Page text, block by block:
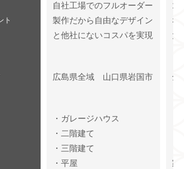
ト
自社工場でのフルオーダー
製作だから自由なデザイン
と他社にないコスパを実現
な
大
広島県全域 山口県岩国市 全
・ガレージハウス
・二階建て
・三階建て
・平屋
家